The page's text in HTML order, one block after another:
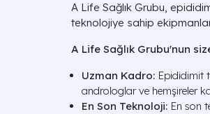
A Life Sağlık Grubu,
teknolojiye sahip
A Life Sağlık Grubu'nun
Uzman Kadro: Epididimit
androloglar ve hemşireler
En Son Teknoloji: En son